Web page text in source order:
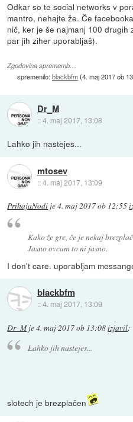
Odkar so te social networks v
mantro, nehajte že. Če
nič, ker je še najmanj 100
par jih ziher uporabljaš).
Zgodovina sprememb…
spremenilo:blackbfm(4. maj 2017 ob
Dr_M
::4. maj 2017, 13:08
Lahko jih nastejes...
mtosev
::4. maj 2017, 13:09
PrihajaNodi je4. maj 2017 ob 12:55
Kako že gre, če je nekaj
Jasno ovcam to ni jasno.
I don't care. uporabljam
blackbfm
::4. maj 2017, 13:09
Dr_Mje4. maj 2017 ob 13:08izjavil:
Lahko jih nastejes...
slotech je brezplačen